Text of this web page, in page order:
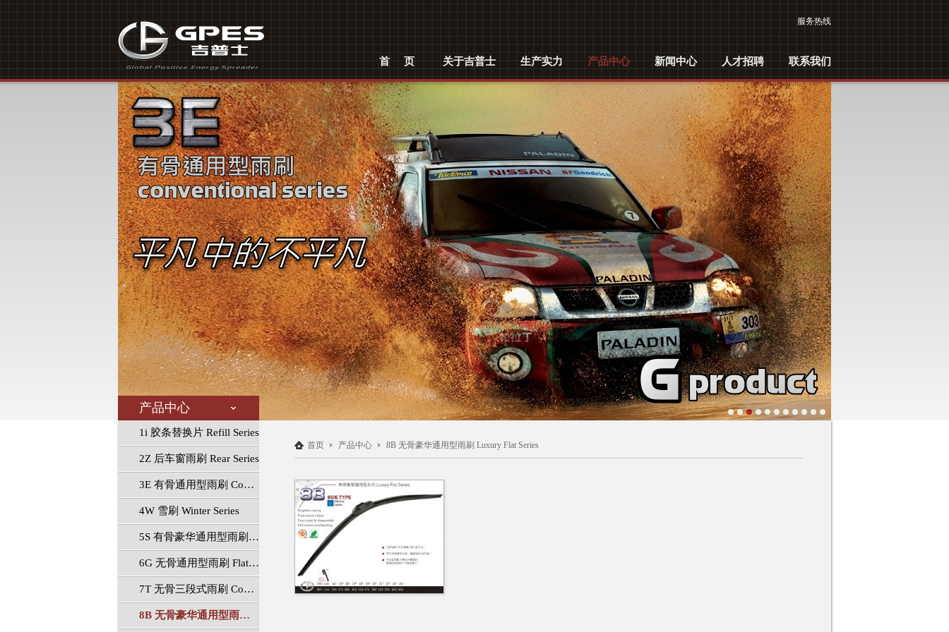
汽车雨刷
服务热线
首页 关于吉普士 生产实力 产品中心 新闻中心 人才招聘 联系我们
产品中心
1i 胶条替换片 Refill Series
2Z 后车窗雨刷 Rear Series
3E 有骨通用型雨刷 Conventional Series
4W 雪刷 Winter Series
5S 有骨豪华通用型雨刷 Luxury Conventional Series
6G 无骨通用型雨刷 Flat Series
7T 无骨三段式雨刷 Connect Series
8B 无骨豪华通用型雨刷 Luxury Flat Series
首页 产品中心 8B 无骨豪华通用型雨刷 Luxury Flat Series